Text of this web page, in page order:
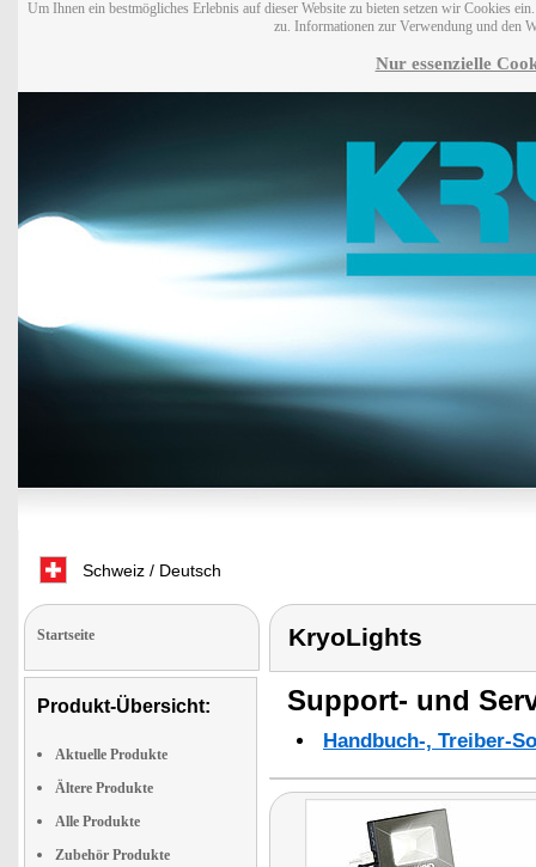
Um Ihnen ein bestmögliches Erlebnis auf dieser Website zu bieten setzen wir Cookies
zu. Informationen zur Verwendung und den
Nur essenzielle
Schweiz / Deutsch
Startseite
Produkt-Übersicht:
Aktuelle Produkte
Ältere Produkte
Alle Produkte
Zubehör Produkte
KryoLights
Support- und
Handbuch-, Treiber-